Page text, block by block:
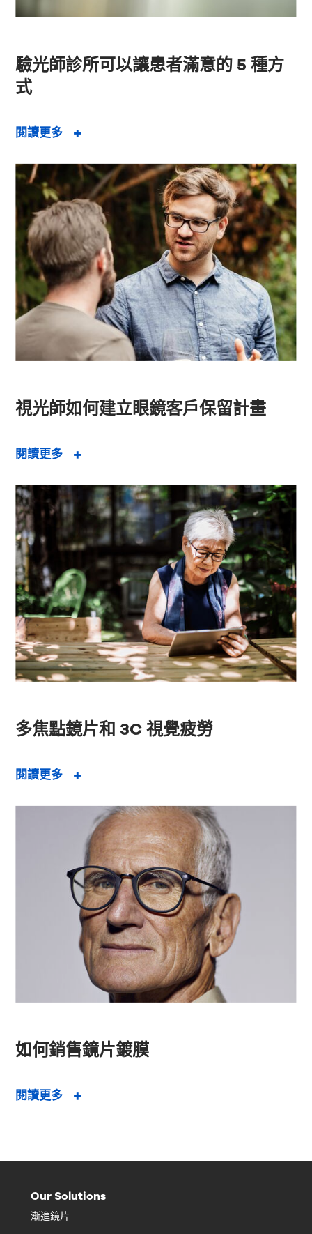
驗光師診所可以讓患者滿意的 5 種方
式
閱讀更多
視光師如何建立眼鏡客戶保留計畫
閱讀更多
多焦點鏡片和 3C 視覺疲勞
閱讀更多
如何銷售鏡片鍍膜
閱讀更多
Our Solutions
漸進鏡片